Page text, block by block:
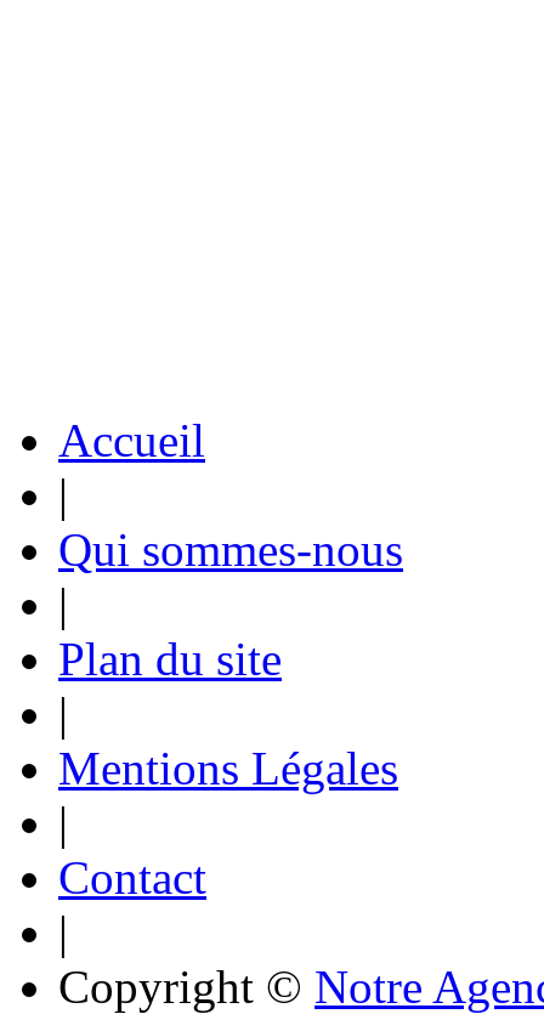
Accueil
|
Qui sommes-nous
|
Plan du site
|
Mentions Légales
|
Contact
|
Copyright © Notre